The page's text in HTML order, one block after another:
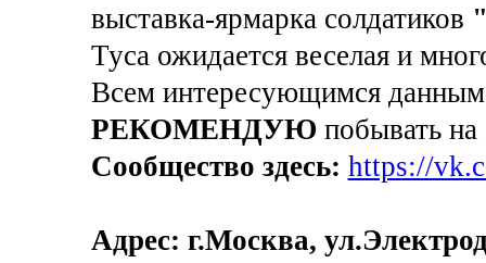
выставка-ярмарка солдатиков
Туса ожидается веселая и
Всем интересующимся
РЕКОМЕНДУЮ побывать
Сообщество здесь: https://
Адрес: г.Москва,